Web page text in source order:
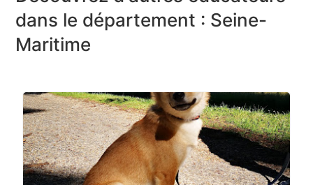
dans le département : Seine-
Maritime